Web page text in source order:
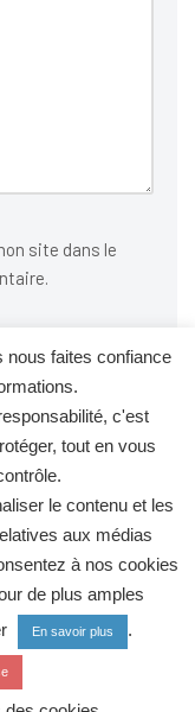
site dans le
commentaires sont
Contact
Courbevoie - Tous
nous faites confiance
c'est
tout en vous
le contenu et les
aux médias
à nos cookies
de plus amples
En savoir plus .